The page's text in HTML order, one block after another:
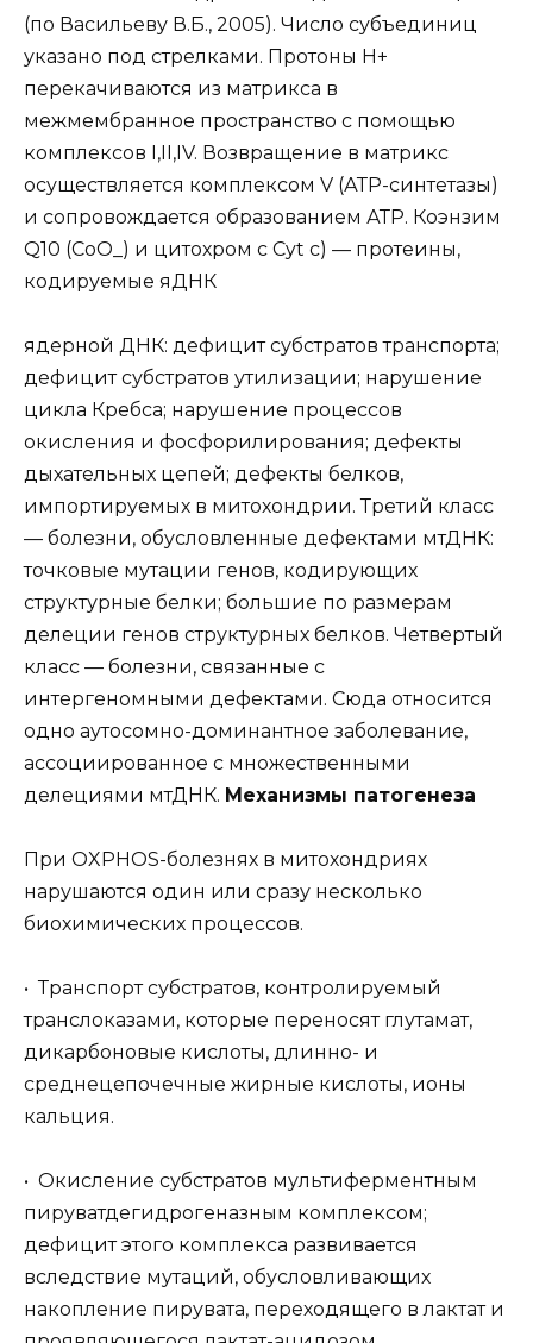
(по Васильеву В.Б., 2005). Число субъединиц
указано под стрелками. Протоны Н+
перекачиваются из матрикса в
межмембранное пространство с помощью
комплексов I,II,IV. Возвращение в матрикс
осуществляется комплексом V (АТР-синтетазы)
и сопровождается образованием АТР. Коэнзим
Q10 (СоО_) и цитохром с Cyt c) — протеины,
кодируемые яДНК
ядерной ДНК: дефицит субстратов транспорта;
дефицит субстратов утилизации; нарушение
цикла Кребса; нарушение процессов
окисления и фосфорилирования; дефекты
дыхательных цепей; дефекты белков,
импортируемых в митохондрии. Третий класс
— болезни, обусловленные дефектами мтДНК:
точковые мутации генов, кодирующих
структурные белки; большие по размерам
делеции генов структурных белков. Четвертый
класс — болезни, связанные с
интергеномными дефектами. Сюда относится
одно аутосомно-доминантное заболевание,
ассоциированное с множественными
делециями мтДНК. Механизмы патогенеза
При OXPHOS-болезнях в митохондриях
нарушаются один или сразу несколько
биохимических процессов.
• Транспорт субстратов, контролируемый
транслоказами, которые переносят глутамат,
дикарбоновые кислоты, длинно- и
среднецепочечные жирные кислоты, ионы
кальция.
• Окисление субстратов мультиферментным
пируватдегидрогеназным комплексом;
дефицит этого комплекса развивается
вследствие мутаций, обусловливающих
накопление пирувата, переходящего в лактат и